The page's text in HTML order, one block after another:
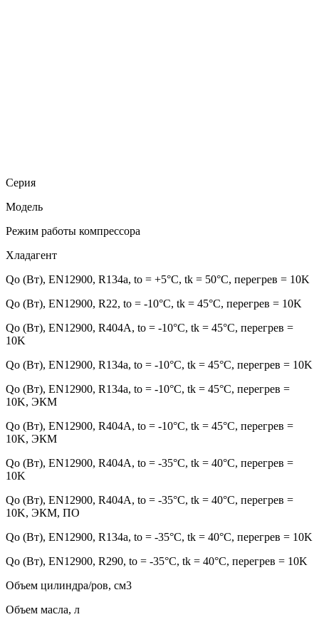
Серия
Модель
Режим работы компрессора
Хладагент
Qo (Вт), EN12900, R134a, to = +5°С, tk = 50°С, перегрев = 10K
Qo (Вт), EN12900, R22, to = -10°С, tk = 45°С, перегрев = 10K
Qo (Вт), EN12900, R404A, to = -10°С, tk = 45°С, перегрев =
10K
Qo (Вт), EN12900, R134a, to = -10°С, tk = 45°С, перегрев = 10K
Qo (Вт), EN12900, R134a, to = -10°С, tk = 45°С, перегрев =
10K, ЭКМ
Qo (Вт), EN12900, R404A, to = -10°С, tk = 45°С, перегрев =
10K, ЭКМ
Qo (Вт), EN12900, R404A, to = -35°С, tk = 40°С, перегрев =
10K
Qo (Вт), EN12900, R404A, to = -35°С, tk = 40°С, перегрев =
10K, ЭКМ, ПО
Qo (Вт), EN12900, R134a, to = -35°С, tk = 40°С, перегрев = 10K
Qo (Вт), EN12900, R290, to = -35°С, tk = 40°С, перегрев = 10K
Объем цилиндра/ров, см3
Объем масла, л